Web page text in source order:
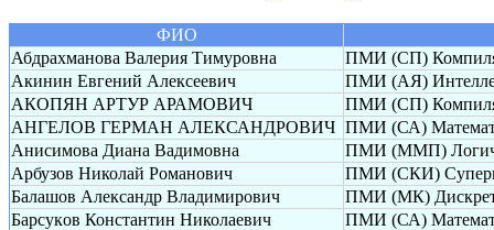
ФИО
Абдрахманова Валерия Тимуровна
ПМИ (СП)
Акинин Евгений Алексеевич
ПМИ (АЯ)
АКОПЯН АРТУР АРАМОВИЧ
ПМИ (СП)
АНГЕЛОВ ГЕРМАН АЛЕКСАНДРОВИЧ ПМИ (СА)
Анисимова Диана Вадимовна
ПМИ (ММП)
Арбузов Николай Романович
ПМИ (СКИ)
Балашов Александр Владимирович
ПМИ (МК)
Барсуков Константин Николаевич
ПМИ (СА)